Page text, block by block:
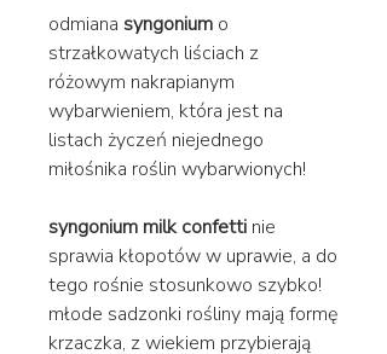
odmiana syngonium o
strzałkowatych liściach z
różowym nakrapianym
wybarwieniem, która jest na
listach życzeń niejednego
miłośnika roślin wybarwionych!
syngonium milk confetti nie
sprawia kłopotów w uprawie, a do
tego rośnie stosunkowo szybko!
młode sadzonki rośliny mają formę
krzaczka, z wiekiem przybierają